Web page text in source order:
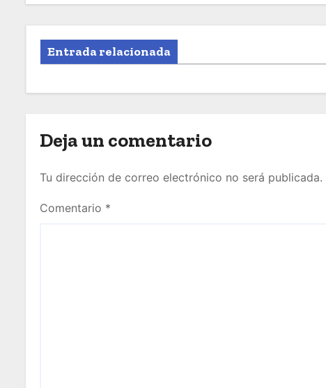
Entrada relacionada
Deja un comentario
Tu dirección de correo electrónico no será publicada.
Comentario *